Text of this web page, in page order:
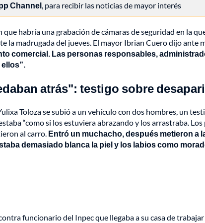
Channel, para recibir las noticias de mayor interés
habría una grabación de cámaras de seguridad en la
la madrugada del jueves. El mayor Ibrian Cuero dijo ante
comercial. Las personas responsables,
atrás": testigo sobre
Toloza se subió a un vehículo con dos hombres, un
“como si los estuviera abrazando y los arrastraba.
al carro. Entró un muchacho, después metieron a
demasiado blanca la piel y los labios como
funcionario del Inpec que llegaba a su casa de